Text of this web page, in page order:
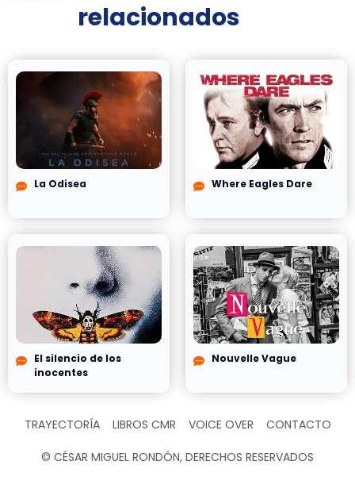
relacionados
La Odisea Where Eagles Dare
El silencio de los
inocentes
Nouvelle Vague
TRAYECTORÍA LIBROS CMR VOICE OVER CONTACTO
© CÉSAR MIGUEL RONDÓN, DERECHOS RESERVADOS